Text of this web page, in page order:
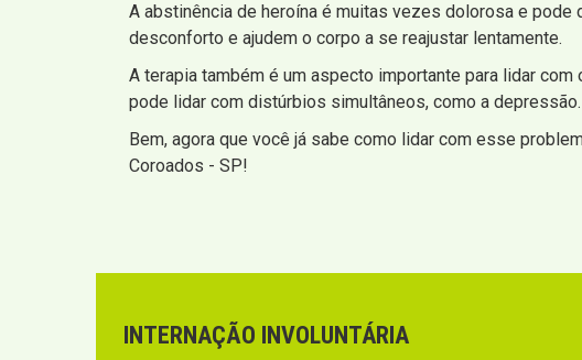
A abstinência de heroína é muitas vezes dolorosa e
desconforto e ajudem o corpo a se reajustar lentamente.
A terapia também é um aspecto importante para lidar
pode lidar com distúrbios simultâneos, como a depressão.
Bem, agora que você já sabe como lidar com esse
Coroados - SP!
INTERNAÇÃO INVOLUNTÁRIA